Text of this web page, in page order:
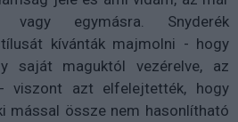
vagy egymásra. Snyderék
kívánták majmolni - hogy
saját maguktól vezérelve, az
viszont azt elfelejtették, hogy
mással össze nem hasonlítható